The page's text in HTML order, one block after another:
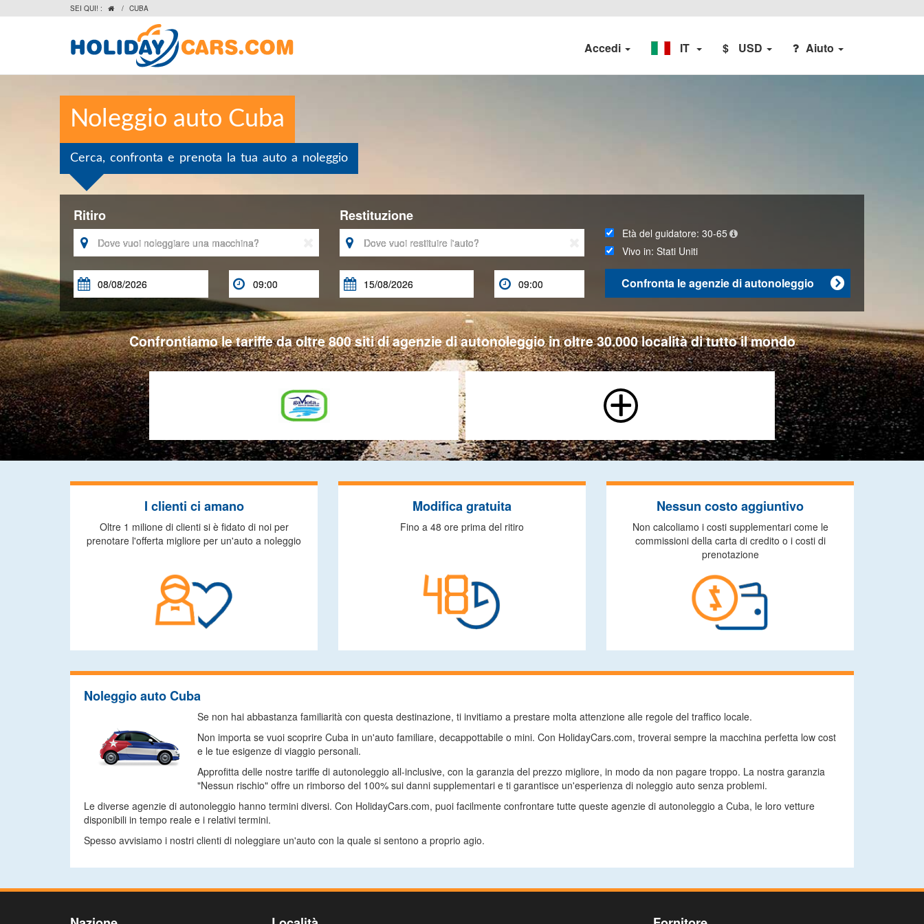
SEI QUI! :  / CUBA
Accedi IT $ USD Aiuto
Noleggio auto Cuba
Cerca, confronta e prenota la tua auto a noleggio
Ritiro

 
Restituzione

 
Età del guidatore:30-65
Vivo in:Stati Uniti

Confronta le agenzie di autonoleggio
Confrontiamo le tariffe da oltre 800 siti di agenzie di autonoleggio in oltre 30.000 località di tutto il mondo
I clienti ci amano
Oltre 1 milione di clienti si è fidato di noi per
prenotare l'offerta migliore per un'auto a noleggio
Modifica gratuita
Fino a 48 ore prima del ritiro
Nessun costo aggiuntivo
Non calcoliamo i costi supplementari come le
commissioni della carta di credito o i costi di
prenotazione
Noleggio auto Cuba
Se non hai abbastanza familiarità con questa destinazione, ti invitiamo a prestare molta attenzione alle regole del traffico locale.
Non importa se vuoi scoprire Cuba in un'auto familiare, decappottabile o mini. Con HolidayCars.com, troverai sempre la macchina perfetta low cost
e le tue esigenze di viaggio personali.
Approfitta delle nostre tariffe di autonoleggio all-inclusive, con la garanzia del prezzo migliore, in modo da non pagare troppo. La nostra garanzia
"Nessun rischio" offre un rimborso del 100% sui danni supplementari e ti garantisce un'esperienza di noleggio auto senza problemi.
Le diverse agenzie di autonoleggio hanno termini diversi. Con HolidayCars.com, puoi facilmente confrontare tutte queste agenzie di autonoleggio a Cuba, le loro vetture
disponibili in tempo reale e i relativi termini.
Spesso avvisiamo i nostri clienti di noleggiare un'auto con la quale si sentono a proprio agio.